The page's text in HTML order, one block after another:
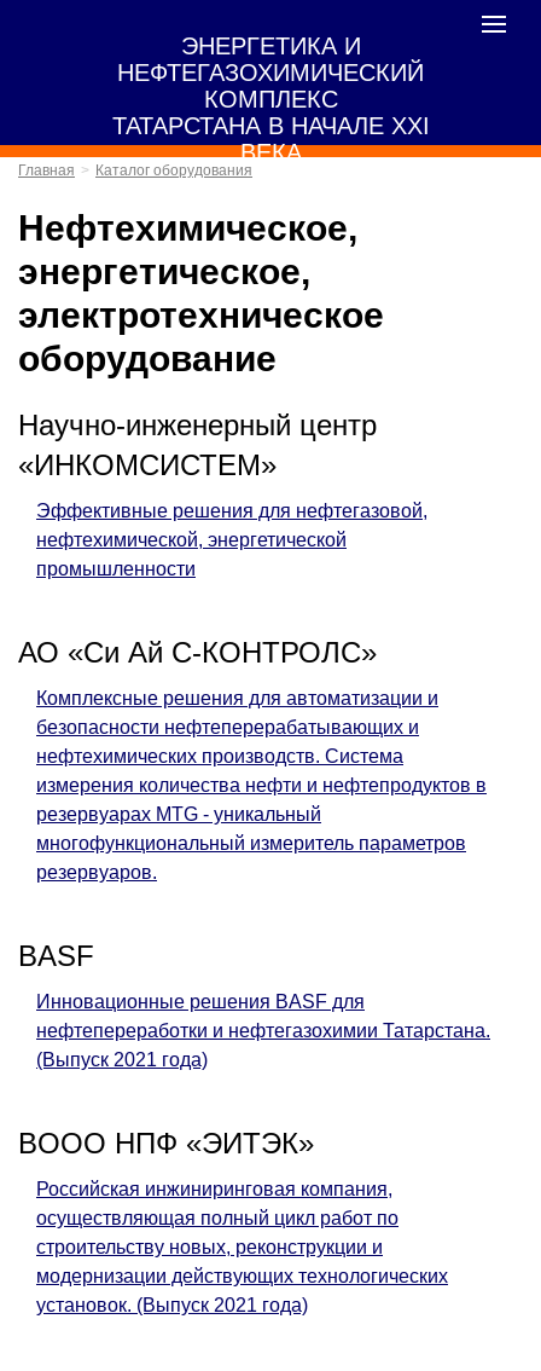
ЭНЕРГЕТИКА И
НЕФТЕГАЗОХИМИЧЕСКИЙ
КОМПЛЕКС
ТАТАРСТАНА В НАЧАЛЕ XXI
ВЕКА
Toggle
Главная Каталог оборудования
Нефтехимическое,
энергетическое,
электротехническое
оборудование
Научно-инженерный центр
«ИНКОМСИСТЕМ»
Эффективные решения для нефтегазовой,
нефтехимической, энергетической
промышленности
АО «Си Ай С-КОНТРОЛС»
Комплексные решения для автоматизации и
безопасности нефтеперерабатывающих и
нефтехимических производств. Система
измерения количества нефти и нефтепродуктов в
резервуарах MTG - уникальный
многофункциональный измеритель параметров
резервуаров.
BASF
Инновационные решения BASF для
нефтепереработки и нефтегазохимии Татарстана.
(Выпуск 2021 года)
BООО НПФ «ЭИТЭК»
Российская инжиниринговая компания,
осуществляющая полный цикл работ по
строительству новых, реконструкции и
модернизации действующих технологических
установок. (Выпуск 2021 года)